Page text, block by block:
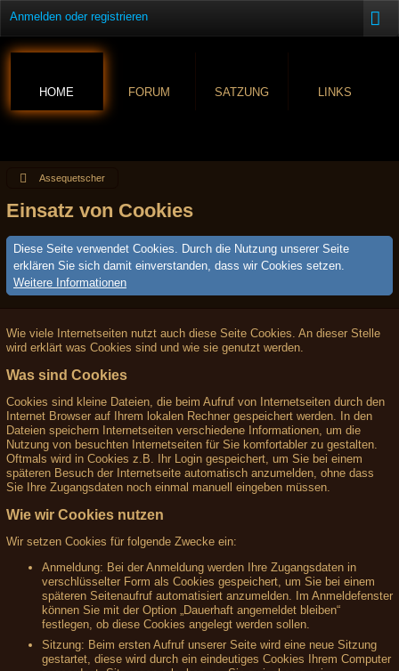
Anmelden oder registrieren
HOME FORUM SATZUNG LINKS
Assequetscher
Einsatz von Cookies
Diese Seite verwendet Cookies. Durch die Nutzung unserer Seite
erklären Sie sich damit einverstanden, dass wir Cookies setzen.
Weitere Informationen
Wie viele Internetseiten nutzt auch diese Seite Cookies. An dieser Stelle
wird erklärt was Cookies sind und wie sie genutzt werden.
Was sind Cookies
Cookies sind kleine Dateien, die beim Aufruf von Internetseiten durch den
Internet Browser auf Ihrem lokalen Rechner gespeichert werden. In den
Dateien speichern Internetseiten verschiedene Informationen, um die
Nutzung von besuchten Internetseiten für Sie komfortabler zu gestalten.
Oftmals wird in Cookies z.B. Ihr Login gespeichert, um Sie bei einem
späteren Besuch der Internetseite automatisch anzumelden, ohne dass
Sie Ihre Zugangsdaten noch einmal manuell eingeben müssen.
Wie wir Cookies nutzen
Wir setzen Cookies für folgende Zwecke ein:
Anmeldung: Bei der Anmeldung werden Ihre Zugangsdaten in
verschlüsselter Form als Cookies gespeichert, um Sie bei einem
späteren Seitenaufruf automatisiert anzumelden. Im Anmeldefenster
können Sie mit der Option „Dauerhaft angemeldet bleiben“
festlegen, ob diese Cookies angelegt werden sollen.
Sitzung: Beim ersten Aufruf unserer Seite wird eine neue Sitzung
gestartet, diese wird durch ein eindeutiges Cookies Ihrem Computer